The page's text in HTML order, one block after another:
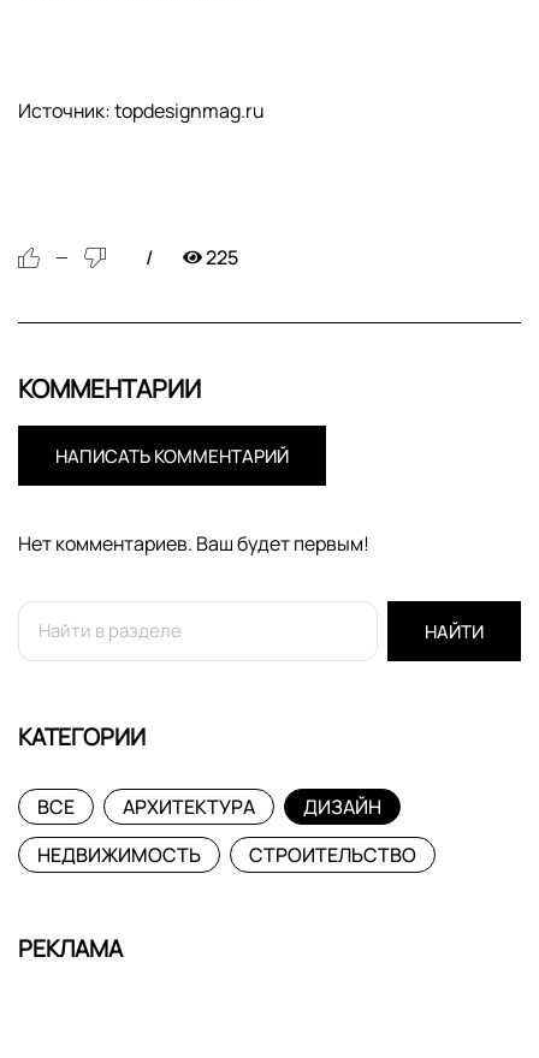
Источник: topdesignmag.ru
— 225
КОММЕНТАРИИ
НАПИСАТЬ КОММЕНТАРИЙ
Нет комментариев. Ваш будет первым!
НАЙТИ
КАТЕГОРИИ
ВСЕ АРХИТЕКТУРА
ДИЗАЙН
НЕДВИЖИМОСТЬ
СТРОИТЕЛЬСТВО
РЕКЛАМА